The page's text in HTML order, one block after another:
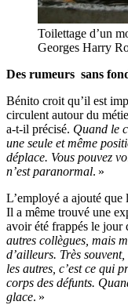
Toilettage d’un
Georges Harry
Des rumeurs sans
Bénito croit qu’il est
circulent autour du
a-t-il précisé. Quand le
une seule et même
déplace. Vous pouvez
n’est paranormal. »
L’employé a ajouté que
Il a même trouvé une
avoir été frappés le jour
autres collègues, mais
d’ailleurs. Très
les autres, c’est ce qui
corps des défunts.
glace. »